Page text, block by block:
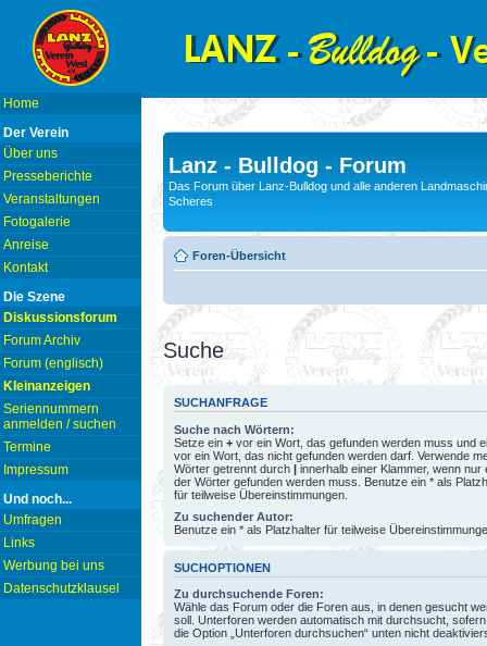
Home
Der Verein
Über uns
Presseberichte
Veranstaltungen
Fotogalerie
Anreise
Kontakt
Die Szene
Diskussionsforum
Forum Archiv
Forum (englisch)
Kleinanzeigen
Seriennummern
anmelden / suchen
Termine
Impressum
Und noch...
Umfragen
Links
Werbung bei uns
Datenschutzklausel
Lanz - Bulldog - Forum
Das Forum über Lanz-Bulldog und alle anderen
Scheres
Foren-Übersicht
Suche
SUCHANFRAGE
Suche nach Wörtern:
Setze ein + vor ein Wort, das gefunden werden muss und
vor ein Wort, das nicht gefunden werden darf. Verwende
Wörter getrennt durch | innerhalb einer Klammer, wenn nur
der Wörter gefunden werden muss. Benutze ein * als
für teilweise Übereinstimmungen.
Zu suchender Autor:
Benutze ein * als Platzhalter für teilweise
SUCHOPTIONEN
Zu durchsuchende Foren:
Wähle das Forum oder die Foren aus, in denen gesucht
soll. Unterforen werden automatisch mit durchsucht,
die Option „Unterforen durchsuchen“ unten nicht